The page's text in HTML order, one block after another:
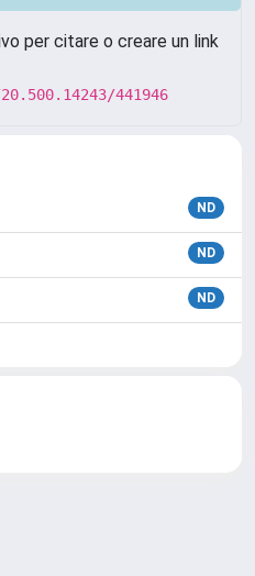
per citare o creare un link
441946
ND
ND
ND